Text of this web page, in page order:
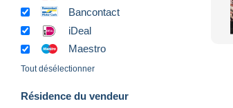
Bancontact
iDeal
Maestro
Tout désélectionner
Résidence du vendeur